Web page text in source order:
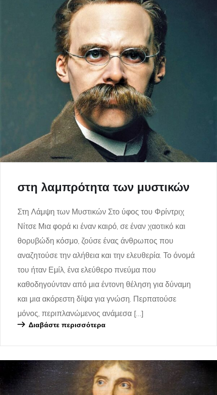
στη λαμπρότητα των μυστικών
Στη Λάμψη των Μυστικών Στο ύφος του Φρίντριχ
Νίτσε Μια φορά κι έναν καιρό, σε έναν χαοτικό και
θορυβώδη κόσμο, ζούσε ένας άνθρωπος που
αναζητούσε την αλήθεια και την ελευθερία. Το όνομά
του ήταν Εμίλ, ένα ελεύθερο πνεύμα που
καθοδηγούνταν από μια έντονη θέληση για δύναμη
και μια ακόρεστη δίψα για γνώση. Περπατούσε
μόνος, περιπλανώμενος ανάμεσα […]
Διαβάστε περισσότερα